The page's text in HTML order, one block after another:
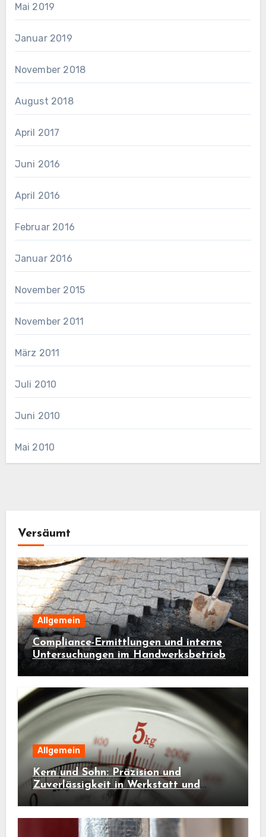
Mai 2019
Januar 2019
November 2018
August 2018
April 2017
Juni 2016
April 2016
Februar 2016
Januar 2016
November 2015
November 2011
März 2011
Juli 2010
Juni 2010
Mai 2010
Versäumt
Allgemein
Compliance-Ermittlungen und interne
Untersuchungen im Handwerksbetrieb
Allgemein
Kern und Sohn: Präzision und
Zuverlässigkeit in Werkstatt und
Industrie